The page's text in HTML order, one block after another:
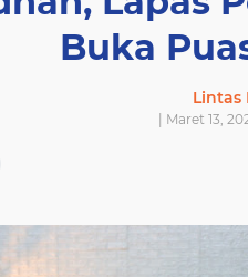
Buka
Lintas
| Maret 13,